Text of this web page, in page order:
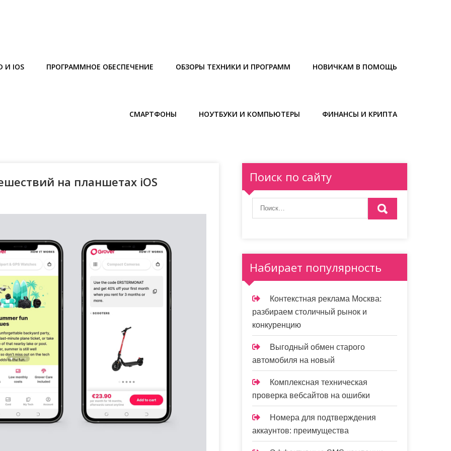
И IOS ПРОГРАММНОЕ ОБЕСПЕЧЕНИЕ ОБЗОРЫ ТЕХНИКИ И ПРОГРАММ НОВИЧКАМ В ПОМОЩЬ
СМАРТФОНЫ НОУТБУКИ И КОМПЬЮТЕРЫ ФИНАНСЫ И КРИПТА
на планшетах iOS Поиск по сайту
Набирает популярность
Контекстная реклама Москва:
разбираем столичный рынок и
конкуренцию
Выгодный обмен старого
автомобиля на новый
Комплексная техническая
проверка вебсайтов на ошибки
Номера для подтверждения
аккаунтов: преимущества